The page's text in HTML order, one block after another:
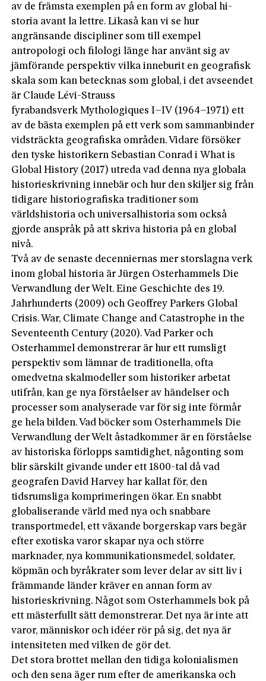
av de främs­ta exemplen på en form av global hi­
storia avant la lettre. Likaså kan vi se hur
angränsande discipliner som till exempel
antropologi och filologi länge har använt sig av
jämförande perspektiv vilka inneburit en geografisk
skala som kan betecknas som global, i det avseendet
är Claude Lévi-Strauss
fyrabandsverk Mythologiques I–IV (1964–1971) ett
av de bästa exemplen på ett verk som sammanbinder
vidsträckta geografiska områden. Vidare försöker
den tyske historikern Sebastian Conrad i What is
Global History (2017) utreda vad denna nya globala
historieskrivning innebär och hur den skiljer sig från
tidigare historiografiska traditioner som
världshistoria och universalhistoria som också
gjorde anspråk på att skriva historia på en global
nivå.
Två av de senaste decenniernas mer storslagna verk
inom global historia är Jürgen Osterhammels Die
Verwandlung der Welt. Eine Geschichte des 19.
Jahrhunderts (2009) och Geoffrey Parkers Global
Crisis. War, Climate Change and Catastrophe in the
Seventeenth Century (2020). Vad Parker och
Osterhammel demonstrerar är hur ett rumsligt
perspektiv som lämnar de traditionella, ofta
omedvetna skalmodeller som historiker arbetat
utifrån, kan ge nya förståelser av händelser och
processer som analyserade var för sig inte förmår
ge hela bilden. Vad böcker som Osterhammels Die
Verwandlung der Welt åstadkommer är en förståelse
av historiska förlopps samtidighet, någonting som
blir särskilt givande under ett 1800-tal då vad
geografen David Harvey har kallat för, den
tidsrumsliga komprimeringen ökar. En snabbt
globaliserande värld med nya och snabbare
transportmedel, ett växande borgerskap vars begär
efter exotiska varor skapar nya och större
marknader, nya kommunikationsmedel, soldater,
köpmän och byråkrater som lever delar av sitt liv i
främmande länder kräver en annan form av
historieskrivning. Något som Osterhammels bok på
ett mästerfullt sätt demonst­rerar. Det nya är inte att
varor, människor och idéer rör på sig, det nya är
intensiteten med vilken de gör det.
Det stora brottet mellan den tidiga kolonialismen
och den sena äger rum efter de amerikanska och